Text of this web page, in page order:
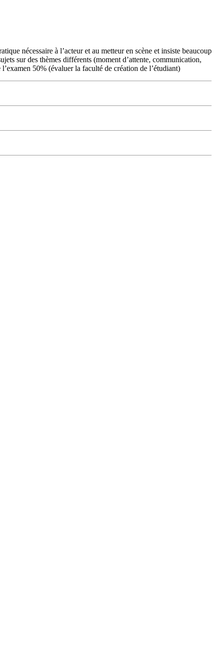
nécessaire à l’acteur et au metteur en scène et insiste beaucoup
sur des thèmes différents (moment d’attente, communication,
50% (évaluer la faculté de création de l’étudiant)